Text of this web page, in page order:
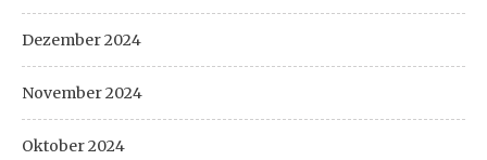
Dezember 2024
November 2024
Oktober 2024